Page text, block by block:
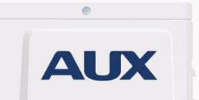
4DR2(U) 50м²